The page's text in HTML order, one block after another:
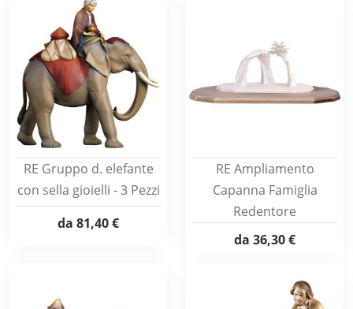
RE Gruppo d. elefante
con sella gioielli - 3 Pezzi
da 81,40 €
RE Ampliamento
Capanna Famiglia
Redentore
da 36,30 €